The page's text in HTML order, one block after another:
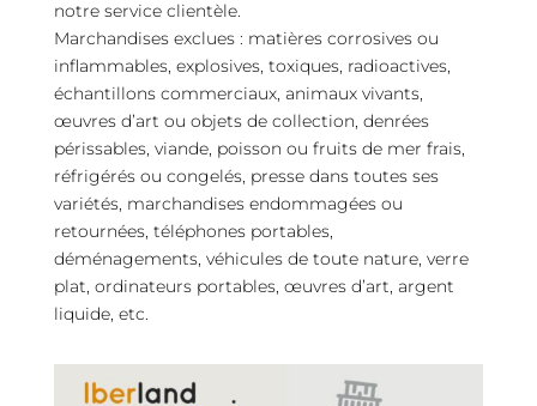
notre service clientèle.
Marchandises exclues : matières corrosives ou
inflammables, explosives, toxiques, radioactives,
échantillons commerciaux, animaux vivants,
œuvres d’art ou objets de collection, denrées
périssables, viande, poisson ou fruits de mer frais,
réfrigérés ou congelés, presse dans toutes ses
variétés, marchandises endommagées ou
retournées, téléphones portables,
déménagements, véhicules de toute nature, verre
plat, ordinateurs portables, œuvres d’art, argent
liquide, etc.